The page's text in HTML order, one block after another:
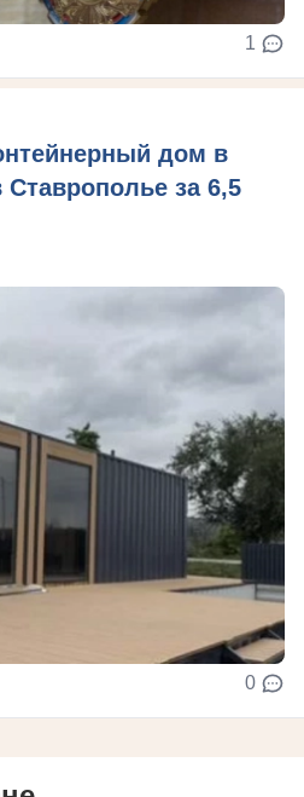
1
дом в
за 6,5
0